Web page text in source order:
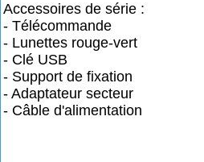
Accessoires de série :
- Télécommande
- Lunettes rouge-vert
- Clé USB
- Support de fixation
- Adaptateur secteur
- Câble d'alimentation